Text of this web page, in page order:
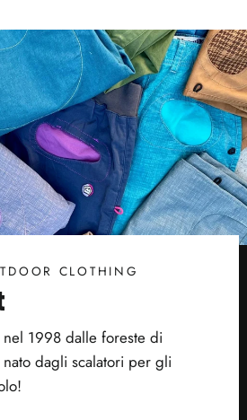
CLOTHING
1998 dalle foreste di
dagli scalatori per gli